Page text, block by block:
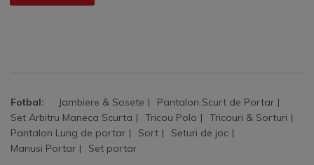
Fotbal: Jambiere & Sosete
Pantalon Scurt de Portar
Set Arbitru Maneca Scurta
Tricou Polo
Tricouri & Sorturi
Pantalon Lung de portar
Sort
Seturi de joc
Manusi Portar
Set portar